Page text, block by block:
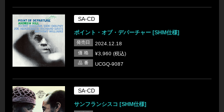
SA-CD
ポイント・オブ・デパーチャー [SHM仕様]
発売日 2024.12.18
価 格 ¥3,960 (税込)
品 番 UCGQ-9087
SA-CD
サンフランシスコ [SHM仕様]